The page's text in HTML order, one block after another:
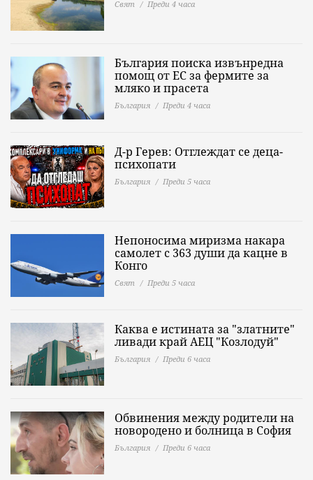
Свят Преди 4 часа
България поиска извънредна
помощ от ЕС за фермите за
мляко и прасета
България Преди 4 часа
Д-р Герев: Отглеждат се деца-
психопати
България Преди 5 часа
Непоносима миризма накара
самолет с 363 души да кацне в
Конго
Свят Преди 5 часа
Каква е истината за "златните"
ливади край АЕЦ "Козлодуй"
България Преди 6 часа
Обвинения между родители на
новородено и болница в София
България Преди 6 часа